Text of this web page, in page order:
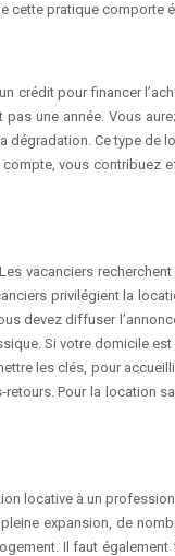
cette pratique comporte
crédit pour financer
une année. Vous
Ce type de
vous contribuez
vacanciers
privilégient la
devez diffuser
Si votre domicile
les clés, pour
Pour la location
locative à un
expansion, de
Il faut